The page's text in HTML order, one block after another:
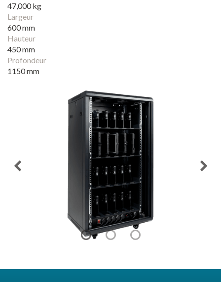
47,000 kg
Largeur
600 mm
Hauteur
450 mm
Profondeur
1150 mm